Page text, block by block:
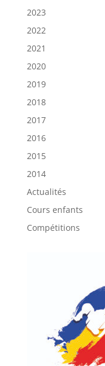
2023
2022
2021
2020
2019
2018
2017
2016
2015
2014
Actualités
Cours enfants
Compétitions